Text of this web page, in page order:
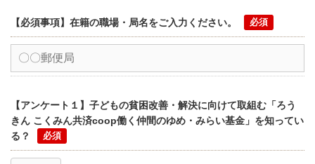
【必須事項】在籍の職場・局名をご入力ください。
【アンケート１】子どもの貧困改善・解決に向けて取組む「ろう
きん こくみん共済coop働く仲間のゆめ・みらい基金」を知ってい
る？